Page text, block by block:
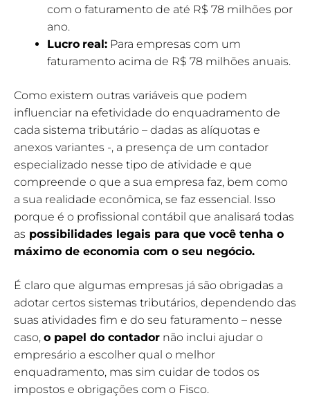
com o faturamento de até R$ 78 milhões por
ano.
Lucro real: Para empresas com um
faturamento acima de R$ 78 milhões anuais.
Como existem outras variáveis que podem
influenciar na efetividade do enquadramento de
cada sistema tributário – dadas as alíquotas e
anexos variantes -, a presença de um contador
especializado nesse tipo de atividade e que
compreende o que a sua empresa faz, bem como
a sua realidade econômica, se faz essencial. Isso
porque é o profissional contábil que analisará todas
as possibilidades legais para que você tenha o
máximo de economia com o seu negócio.
É claro que algumas empresas já são obrigadas a
adotar certos sistemas tributários, dependendo das
suas atividades fim e do seu faturamento – nesse
caso, o papel do contador não inclui ajudar o
empresário a escolher qual o melhor
enquadramento, mas sim cuidar de todos os
impostos e obrigações com o Fisco.